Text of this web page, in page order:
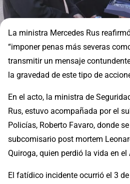
La ministra Mercedes Rus
“imponer penas más severas
transmitir un mensaje
la gravedad de este tipo de
En el acto, la ministra de
Rus, estuvo acompañada por el
Policías, Roberto Favaro, donde
subcomisario post mortem
Quiroga, quien perdió la vida en el
El fatídico incidente ocurrió el 3